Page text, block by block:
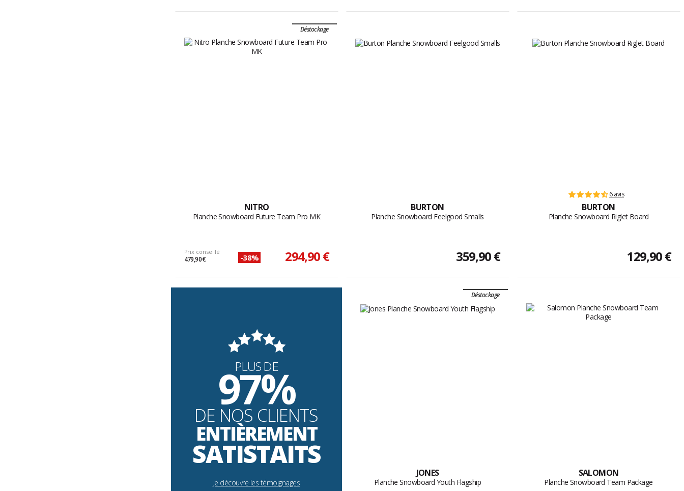
Déstockage
NITRO
Planche Snowboard Future Team Pro MK
Prix conseillé
479,90 € -38% 294,90 €
BURTON
Planche Snowboard Feelgood Smalls
359,90 €
6 avis
BURTON
Planche Snowboard Riglet Board
129,90 €
PLUS DE
97%
DE NOS CLIENTS
ENTIÈREMENT
SATISTAITS
Je découvre les témoignages
Déstockage
JONES
Planche Snowboard Youth Flagship
SALOMON
Planche Snowboard Team Package